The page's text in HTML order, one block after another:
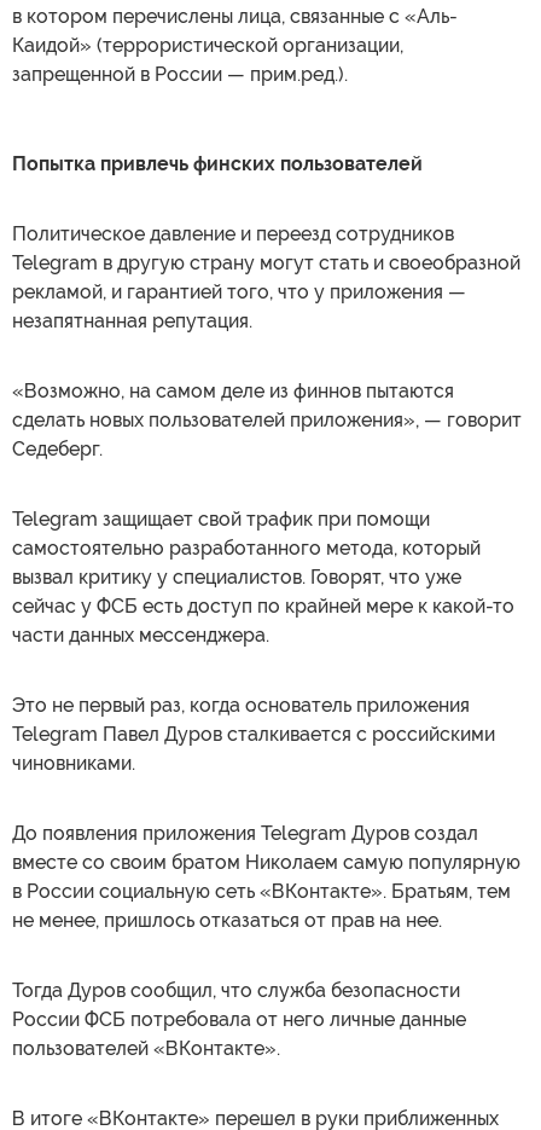
в котором перечислены лица, связанные с «Аль-
Каидой» (террористической организации,
запрещенной в России — прим.ред.).
Попытка привлечь финских пользователей
Политическое давление и переезд сотрудников
Telegram в другую страну могут стать и своеобразной
рекламой, и гарантией того, что у приложения —
незапятнанная репутация.
«Возможно, на самом деле из финнов пытаются
сделать новых пользователей приложения», — говорит
Седеберг.
Telegram защищает свой трафик при помощи
самостоятельно разработанного метода, который
вызвал критику у специалистов. Говорят, что уже
сейчас у ФСБ есть доступ по крайней мере к какой-то
части данных мессенджера.
Это не первый раз, когда основатель приложения
Telegram Павел Дуров сталкивается с российскими
чиновниками.
До появления приложения Telegram Дуров создал
вместе со своим братом Николаем самую популярную
в России социальную сеть «ВКонтакте». Братьям, тем
не менее, пришлось отказаться от прав на нее.
Тогда Дуров сообщил, что служба безопасности
России ФСБ потребовала от него личные данные
пользователей «ВКонтакте».
В итоге «ВКонтакте» перешел в руки приближенных